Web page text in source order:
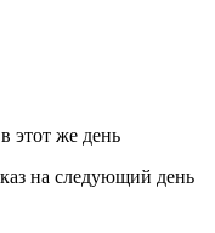
этот же день
на следующий день